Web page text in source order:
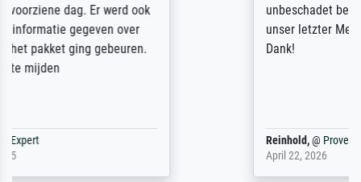
unbeschadet bei uns ankam. Es wird nicht
unser letzter Meisterdruck sein. Vielen
Dank!